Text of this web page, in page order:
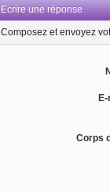
Ecrire une réponse
Composez et envoyez
Corps